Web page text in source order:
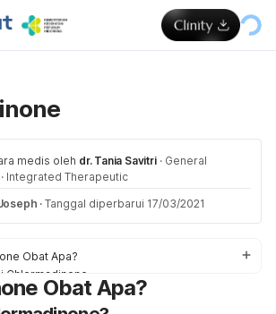
medis oleh dr. Tania Savitri · General
· Integrated Therapeutic
· Tanggal diperbarui 17/03/2021
Obat Apa?
Chlormadinone
Chlormadinone
Obat Apa?